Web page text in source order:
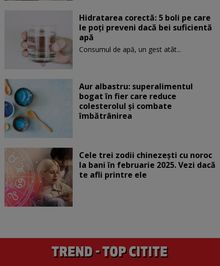
Hidratarea corectă: 5 boli pe care
le poți preveni dacă bei suficientă
apă
Consumul de apă, un gest atât...
Aur albastru: superalimentul
bogat în fier care reduce
colesterolul și combate
îmbătrânirea
Cele trei zodii chinezești cu noroc
la bani în februarie 2025. Vezi dacă
te afli printre ele